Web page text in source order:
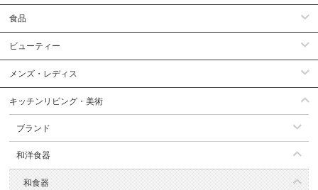
食品
ビューティー
メンズ・レディス
キッチンリビング・美術
ブランド
和洋食器
和食器